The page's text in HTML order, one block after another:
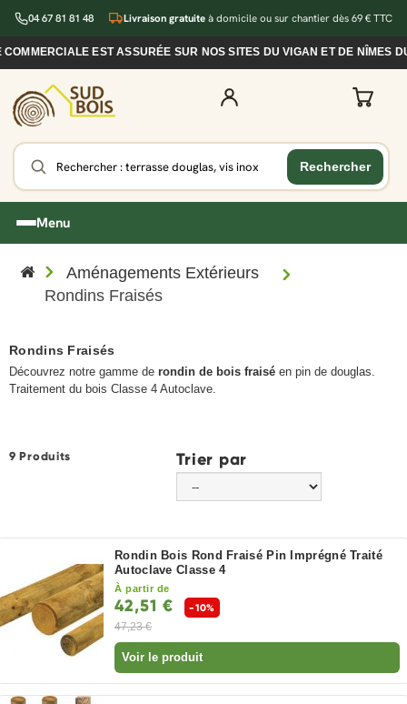
04 67 81 81 48 Livraison gratuite à domicile ou sur chantier dès 69 € TTC
EST ASSURÉE SUR NOS SITES DU VIGAN ET DE NÎMES
Menu
Rondins Fraisés
Découvrez notre gamme de rondin de bois fraisé en pin de douglas.
Traitement du bois Classe 4 Autoclave.
Aménagements Extérieurs
Rondins Fraisés
9 Produits Trier par
Rondin Bois Rond Fraisé Pin Imprégné Traité
Autoclave Classe 4
À partir de
42,51 €
-10%
47,23 €
Voir le produit